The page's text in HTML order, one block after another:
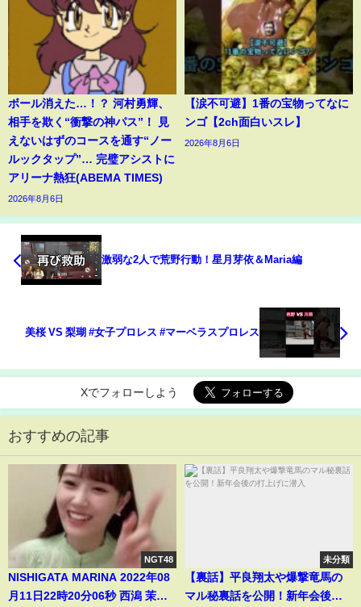
ボール消えた…！？ 河村勇輝、
相手を欺く“衝撃の神パス”！ 見
えないはずのコースを通す“ノー
ルックタップ”… 完璧アシストに
アリーナ熱狂(ABEMA TIMES)
2026年8月6日
【涙不可避】1番の宝物ってなに
ンゴ【2ch面白いスレ】
2026年8月6日
激弱な2人で荒野行動！星月芽依＆Maria編
美桜 VS 梨瑚 #女子プロレス #マーベラスプロレス
Xでフォローしよう
おすすめの記事
NGT48
NISHIGATA MARINA 2022年08
月11日22時20分06秒 西潟 茉莉
未分類
【裏話】平良翔太や爆撃竜馬の
マル秘裏話を公開！新年会後の